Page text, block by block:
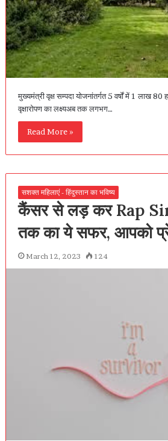
मुख्यमंत्री वृक्ष सम्पदा योजनांतर्गत 5 वर्षों में 1 लाख
वृक्षारोपण का लक्ष्यअब तक लगभग…
Read More »
सशक्त महिलाएं - हिंदुस्तान का भविष्य
कैंसर से लड़ कर Rap
तक का ये सफर, आपको
March 12, 2023 124